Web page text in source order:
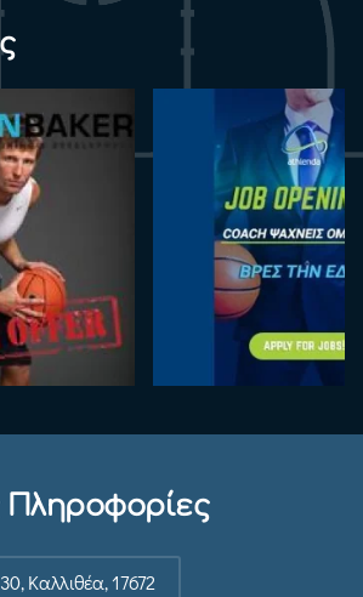
Πληροφορίες
Καλλιθέα, 17672